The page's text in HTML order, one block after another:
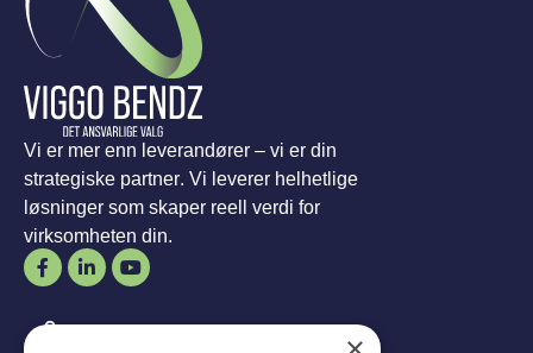
Vi er mer enn leverandører – vi er din
strategiske partner. Vi leverer helhetlige
løsninger som skaper reell verdi for
virksomheten din.
Åpningstider